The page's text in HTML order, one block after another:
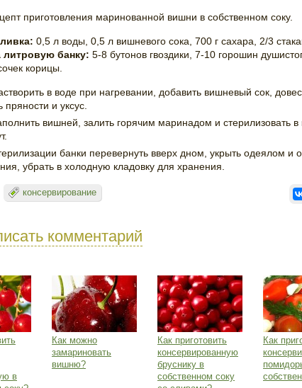
приготовления маринованной вишни в собственном соку.
0,5 л воды, 0,5 л вишневого сока, 700 г сахара, 2/3
литровую банку: 5-8 бутонов гвоздики, 7-10 горошин
корицы.
в воде при нагревании, добавить вишневый сок,
пряности и уксус.
вишней, залить горячим маринадом и стерилизовать
банки перевернуть вверх дном, укрыть одеялом и
убрать в холодную кладовку для хранения.
консервирование
комментарий
в
Как можно
замариновать
вишню?
Как приготовить
консервированную
бруснику в
собственном соку
Как